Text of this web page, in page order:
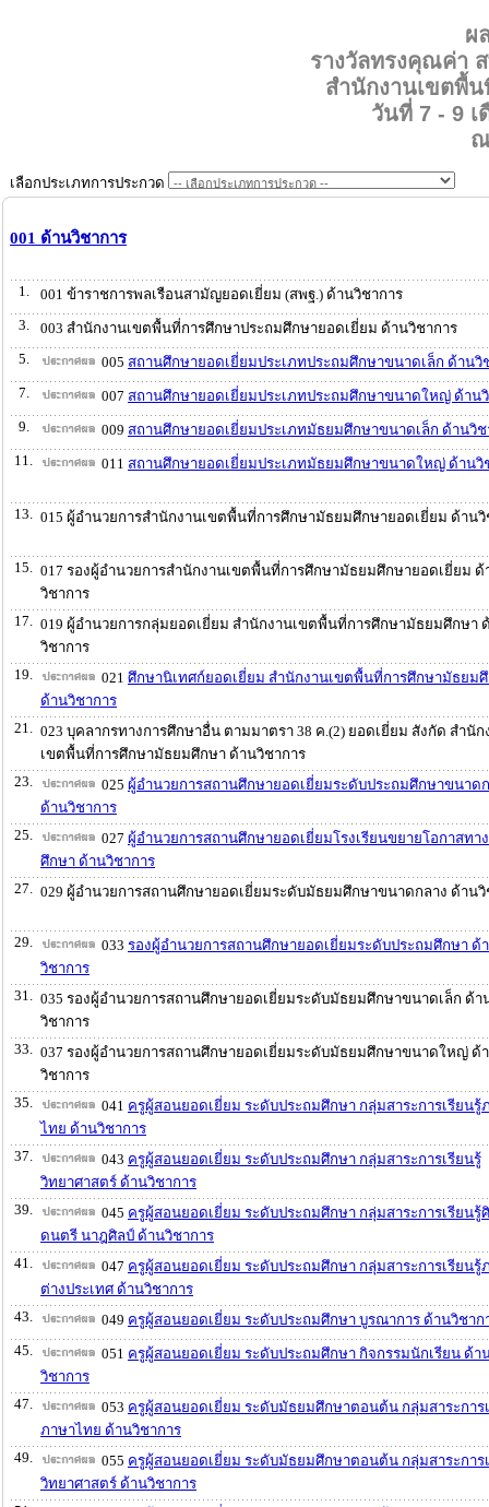
ผ
รางวัลทรงคุณค่า
สำนักงานเขตพื้
วันที่ 7 - 9
เลือกประเภทการประกวด
001 ด้านวิชาการ
1.
001 ข้าราชการพลเรือนสามัญยอดเยี่ยม (สพฐ.) ด้านวิชาการ
3.
003 สำนักงานเขตพื้นที่การศึกษาประถมศึกษายอดเยี่ยม ด้านวิชาการ
5.
005 สถานศึกษายอดเยี่ยมประเภทประถมศึกษาขนาดเล็ก ด้านวิ
7.
007 สถานศึกษายอดเยี่ยมประเภทประถมศึกษาขนาดใหญ่ ด้าน
9.
009 สถานศึกษายอดเยี่ยมประเภทมัธยมศึกษาขนาดเล็ก ด้านวิช
11.
011 สถานศึกษายอดเยี่ยมประเภทมัธยมศึกษาขนาดใหญ่ ด้านวิ
13. 015 ผู้อำนวยการสำนักงานเขตพื้นที่การศึกษามัธยมศึกษายอดเยี่ยม ด้านวิ
15.
017 รองผู้อำนวยการสำนักงานเขตพื้นที่การศึกษามัธยมศึกษายอดเยี่ยม ด้
วิชาการ
17.
019 ผู้อำนวยการกลุ่มยอดเยี่ยม สำนักงานเขตพื้นที่การศึกษามัธยมศึกษา
วิชาการ
19.
021 ศึกษานิเทศก์ยอดเยี่ยม สำนักงานเขตพื้นที่การศึกษามัธยม
ด้านวิชาการ
21.
023 บุคลากรทางการศึกษาอื่น ตามมาตรา 38 ค.(2) ยอดเยี่ยม สังกัด สำนัก
เขตพื้นที่การศึกษามัธยมศึกษา ด้านวิชาการ
23.
025 ผู้อำนวยการสถานศึกษายอดเยี่ยมระดับประถมศึกษาขนาด
ด้านวิชาการ
25.
027 ผู้อำนวยการสถานศึกษายอดเยี่ยมโรงเรียนขยายโอกาสทา
ศึกษา ด้านวิชาการ
27.
029 ผู้อำนวยการสถานศึกษายอดเยี่ยมระดับมัธยมศึกษาขนาดกลาง ด้านวิ
29. 033 รองผู้อำนวยการสถานศึกษายอดเยี่ยมระดับประถมศึกษา ด้
วิชาการ
31.
035 รองผู้อำนวยการสถานศึกษายอดเยี่ยมระดับมัธยมศึกษาขนาดเล็ก ด้า
วิชาการ
33.
037 รองผู้อำนวยการสถานศึกษายอดเยี่ยมระดับมัธยมศึกษาขนาดใหญ่ ด้
วิชาการ
35.
041 ครูผู้สอนยอดเยี่ยม ระดับประถมศึกษา กลุ่มสาระการเรียนรู้
ไทย ด้านวิชาการ
37.
043 ครูผู้สอนยอดเยี่ยม ระดับประถมศึกษา กลุ่มสาระการเรียนรู้
วิทยาศาสตร์ ด้านวิชาการ
39.
045 ครูผู้สอนยอดเยี่ยม ระดับประถมศึกษา กลุ่มสาระการเรียนรู้
ดนตรี นาฎศิลป์ ด้านวิชาการ
41.
047 ครูผู้สอนยอดเยี่ยม ระดับประถมศึกษา กลุ่มสาระการเรียนรู้
ต่างประเทศ ด้านวิชาการ
43.
049 ครูผู้สอนยอดเยี่ยม ระดับประถมศึกษา บูรณาการ ด้านวิชาก
45.
051 ครูผู้สอนยอดเยี่ยม ระดับประถมศึกษา กิจกรรมนักเรียน ด้า
วิชาการ
47.
053 ครูผู้สอนยอดเยี่ยม ระดับมัธยมศึกษาตอนต้น กลุ่มสาระการ
ภาษาไทย ด้านวิชาการ
49.
055 ครูผู้สอนยอดเยี่ยม ระดับมัธยมศึกษาตอนต้น กลุ่มสาระการ
วิทยาศาสตร์ ด้านวิชาการ